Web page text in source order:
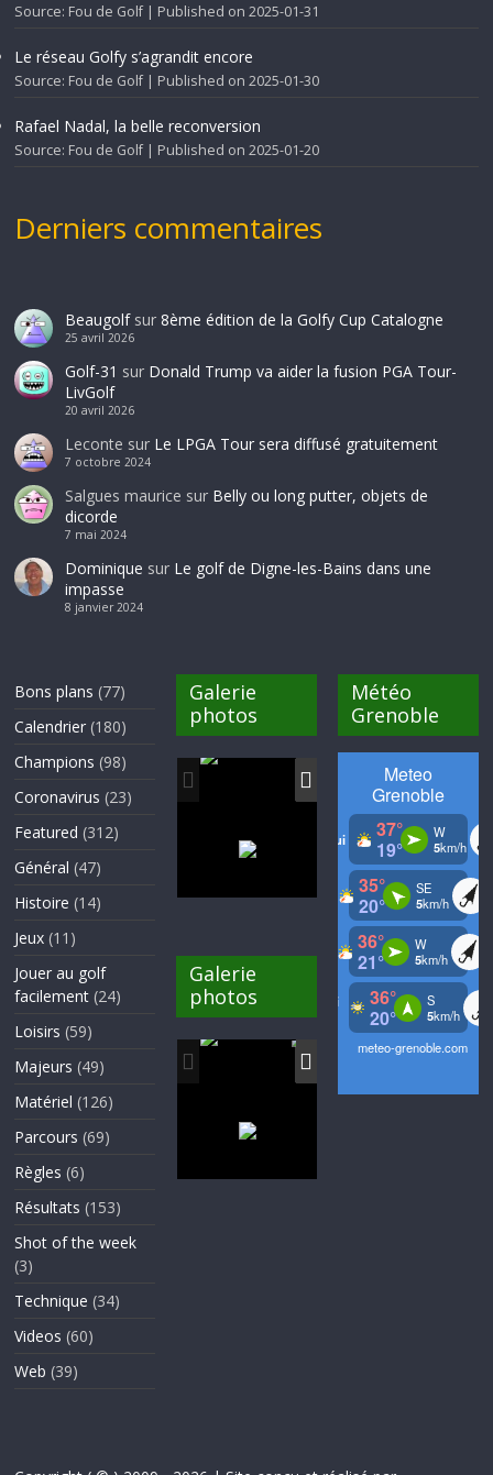
Source: Fou de Golf Published on 2025-01-31
Le réseau Golfy s’agrandit encore
Source: Fou de Golf Published on 2025-01-30
Rafael Nadal, la belle reconversion
Source: Fou de Golf Published on 2025-01-20
Derniers commentaires
Beaugolfsur 8ème édition de la Golfy Cup Catalogne
25 avril 2026
Golf-31 sur Donald Trump va aider la fusion PGA Tour-
LivGolf
20 avril 2026
Leconte sur Le LPGA Tour sera diffusé gratuitement
7 octobre 2024
Salgues maurice sur Belly ou long putter, objets de
dicorde
7 mai 2024
Dominique sur Le golf de Digne-les-Bains dans une
impasse
8 janvier 2024
Bons plans (77)
Calendrier (180)
Champions (98)
Coronavirus (23)
Featured (312)
Général (47)
Histoire (14)
Jeux (11)
Jouer au golf
facilement (24)
Loisirs (59)
Majeurs (49)
Matériel (126)
Parcours (69)
Règles (6)
Résultats (153)
Shot of the week
(3)
Technique (34)
Videos (60)
Web (39)
Galerie
photos
Galerie
photos
Météo
Grenoble